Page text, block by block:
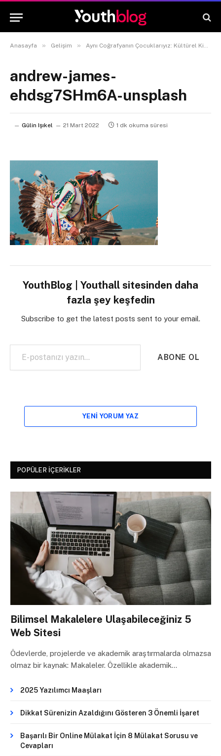
Anasayfa » Gelişim » Aynı Coğrafyanın Çocuklarıyız: Kültürel Kimlik Nedir?
andrew-james-
ehdsg7SHm6A-unsplash
Gülin Işıkel 21 Mart 2022 1 dk okuma süresi
YouthBlog | Youthall sitesinden daha
fazla şey keşfedin
Subscribe to get the latest posts sent to your email.
E-postanızı yazın…
ABONE OL
YENI YORUM YAZ
POPÜLER İÇERIKLER
Bilimsel Makalelere Ulaşabileceğiniz 5
Web Sitesi
Ödevlerde, projelerde ve akademik araştırmalarda olmazsa
olmaz bir kaynak: Makaleler. Özellikle akademik…
2025 Yazılımcı Maaşları
Dikkat Sürenizin Azaldığını Gösteren 3 Önemli İşaret
Başarılı Bir Online Mülakat İçin 8 Mülakat Sorusu ve
Cevapları